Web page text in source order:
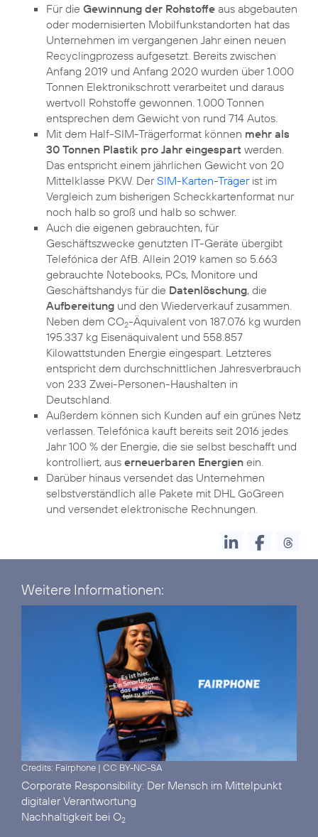
Für die Gewinnung der Rohstoffe aus abgebauten
oder modernisierten Mobilfunkstandorten hat das
Unternehmen im vergangenen Jahr einen neuen
Recyclingprozess aufgesetzt. Bereits zwischen
Anfang 2019 und Anfang 2020 wurden über 1.000
Tonnen Elektronikschrott verarbeitet und daraus
wertvoll Rohstoffe gewonnen. 1.000 Tonnen
entsprechen dem Gewicht von rund 714 Autos.
Mit dem Half-SIM-Trägerformat können mehr als
30 Tonnen Plastik pro Jahr eingespart werden.
Das entspricht einem jährlichen Gewicht von 20
Mittelklasse PKW. DerSIM-Karten-Trägerist im
Vergleich zum bisherigen Scheckkartenformat nur
noch halb so groß und halb so schwer.
Auch die eigenen gebrauchten, für
Geschäftszwecke genutzten IT-Geräte übergibt
Telefónica der AfB. Allein 2019 kamen so 5.663
gebrauchte Notebooks, PCs, Monitore und
Geschäftshandys für die Datenlöschung, die
Aufbereitung und den Wiederverkauf zusammen.
Neben dem CO2-Äquivalent von 187.076 kg wurden
195.337 kg Eisenäquivalent und 558.857
Kilowattstunden Energie eingespart. Letzteres
entspricht dem durchschnittlichen Jahresverbrauch
von 233 Zwei-Personen-Haushalten in
Deutschland.
Außerdem können sich Kunden auf ein grünes Netz
verlassen. Telefónica kauft bereits seit 2016 jedes
Jahr 100 % der Energie, die sie selbst beschafft und
kontrolliert, aus erneuerbaren Energien ein.
Darüber hinaus versendet das Unternehmen
selbstverständlich alle Pakete mit DHL GoGreen
und versendet elektronische Rechnungen.
Weitere Informationen:
Credits: Fairphone | CC BY-NC-SA
Corporate Responsibility: Der Mensch im Mittelpunkt
digitaler Verantwortung
Nachhaltigkeit bei O2